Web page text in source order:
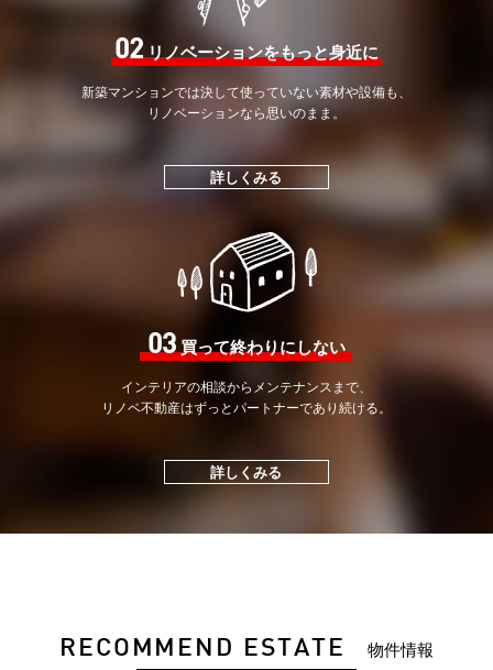
02リノベーションをもっと身近に
新築マンションでは決して使っていない素材や設備も、
リノベーションなら思いのまま。
詳しくみる
03買って終わりにしない
インテリアの相談から メンテナンスまで、
リノベ不動産はずっとパートナーであり続ける。
詳しくみる
RECOMMEND ESTATE 物件情報